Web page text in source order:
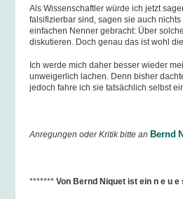
Als Wissenschaftler würde ich jetzt
falsifizierbar sind, sagen sie auch
einfachen Nenner gebracht: Über
diskutieren. Doch genau das ist wohl
Ich werde mich daher besser wieder
unweigerlich lachen. Denn bisher
jedoch fahre ich sie tatsächlich selbst
Anregungen oder Kritik bitte an Bernd
******* Von Bernd Niquet ist ein n e u